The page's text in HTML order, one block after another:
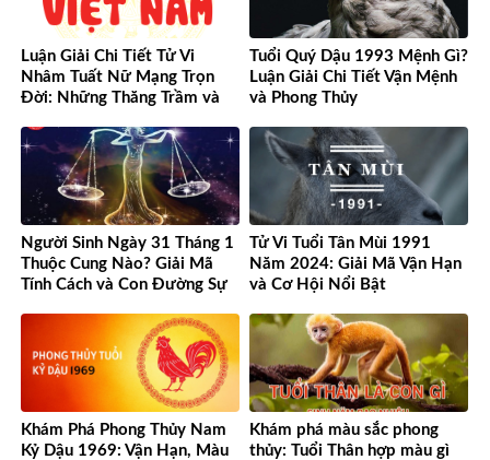
Luận Giải Chi Tiết Tử Vi
Nhâm Tuất Nữ Mạng Trọn
Đời: Những Thăng Trầm và
Tuổi Quý Dậu 1993 Mệnh Gì?
Luận Giải Chi Tiết Vận Mệnh
và Phong Thủy
Người Sinh Ngày 31 Tháng 1
Thuộc Cung Nào? Giải Mã
Tính Cách và Con Đường Sự
Tử Vi Tuổi Tân Mùi 1991
Năm 2024: Giải Mã Vận Hạn
và Cơ Hội Nổi Bật
Khám Phá Phong Thủy Nam
Kỷ Dậu 1969: Vận Hạn, Màu
Khám phá màu sắc phong
thủy: Tuổi Thân hợp màu gì